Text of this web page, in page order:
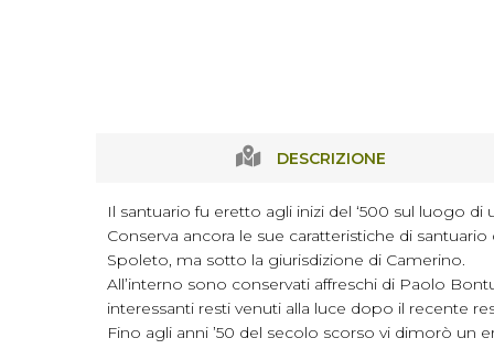
DESCRIZIONE
Il santuario fu eretto agli inizi del ‘500 sul luogo di
Conserva ancora le sue caratteristiche di
Spoleto, ma sotto la giurisdizione di Camerino.
All’interno sono conservati affreschi di Paolo
interessanti resti venuti alla luce dopo il recente
Fino agli anni ’50 del secolo scorso vi dimorò un